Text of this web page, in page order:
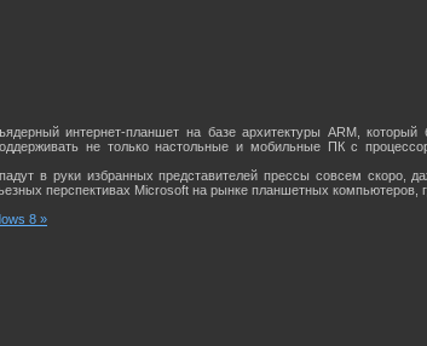
интернет-планшет на базе архитектуры ARM,
не только настольные и мобильные ПК с
в руки избранных представителей прессы совсем скоро,
перспективах Microsoft на рынке планшетных компьютеров,
8 »